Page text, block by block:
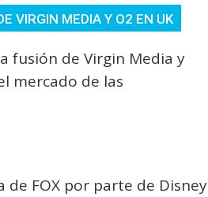
VIRGIN MEDIA Y O2 EN UK
fusión de Virgin Media y
mercado de las
FOX por parte de Disney